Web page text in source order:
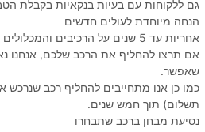
גם ללקוחות עם בעיות בנקאיות בקבלת
הנחה מיוחדת לעולים חדשים
אחריות עד 5 שנים על הרכיבים והמכלולים העיקריים
אם תרצו להחליף את הרכב שלכם, אנחנו
שאפשר.
כמו כן אנו מתחייבים להחליף רכב שנרכש
תשלום) תוך חמש שנים.
נסיעת מבחן ברכב שתבחרו